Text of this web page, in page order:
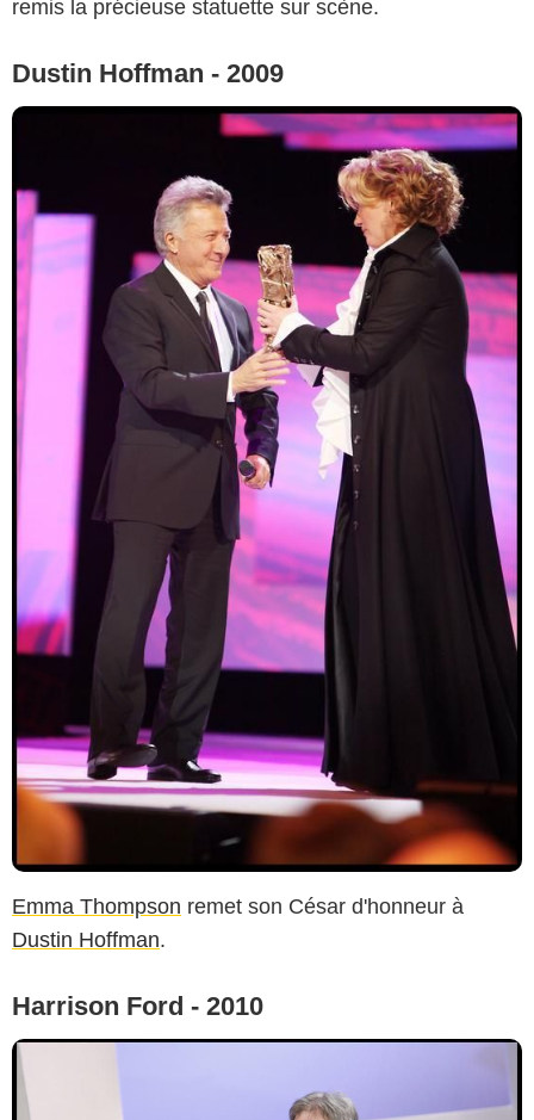
remis la précieuse statuette sur scène.
Dustin Hoffman - 2009
Emma Thompson remet son César d'honneur à
Dustin Hoffman.
Harrison Ford - 2010